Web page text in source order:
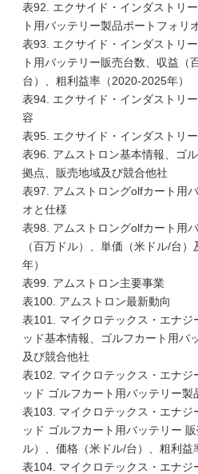
表92. エクサイド・インダストリ
ト用バッテリー製品ポートフォリ
表93. エクサイド・インダストリ
ト用バッテリー販売台数、収益（
台）、粗利益率（2020-2025年）
表94. エクサイド・インダストリ
容
表95. エクサイド・インダストリ
表96. アムストロン基本情報、ゴ
拠点、販売地域及び競合他社
表97. アムストロングolfカート用
オと仕様
表98. アムストロングolfカート用
（百万ドル）、単価（米ドル/台
年）
表99. アムストロン主要事業
表100. アムストロン最新動向
表101. マイクロテックス・エナジ
ッド基本情報、ゴルフカート用バ
及び競合他社
表102. マイクロテックス・エナジ
ッド ゴルフカート用バッテリー
表103. マイクロテックス・エナジ
ッド ゴルフカート用バッテリー
ル）、価格（米ドル/台）、粗利益
表104. マイクロテックス・エナジ